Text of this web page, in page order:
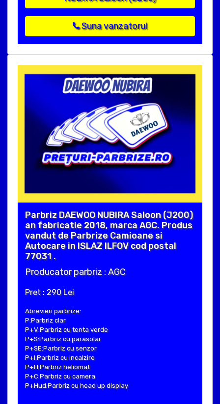
Suna vanzatorul
Parbriz DAEWOO NUBIRA Saloon (J200)
an fabricatie 2018, marca AGC. Produs
vandut de Parbrize Camioane si
Autocare in ISLAZ ILFOV cod postal
77031 .
Producator parbriz : AGC
Pret : 290 Lei
Abrevieri parbrize:
P:Parbriz clar
P+V:Parbriz cu tenta verde
P+S:Parbriz cu parasolar
P+SE:Parbriz cu senzor
P+I:Parbriz cu incalzire
P+H:Parbriz heliomat
P+C:Parbriz cu camera
P+Hud:Parbriz cu head up display